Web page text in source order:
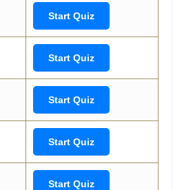
Start Quiz
Start Quiz
Start Quiz
Start Quiz
Start Quiz